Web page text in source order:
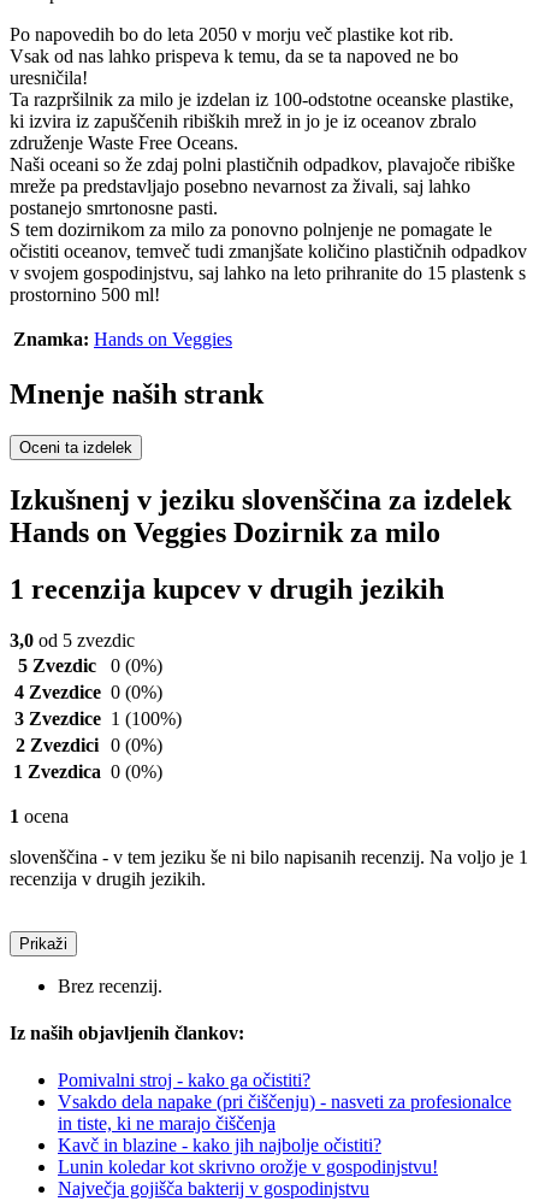
Po napovedih bo do leta 2050 v morju več plastike kot rib.
Vsak od nas lahko prispeva k temu, da se ta napoved ne bo
uresničila!
Ta razpršilnik za milo je izdelan iz 100-odstotne oceanske plastike,
ki izvira iz zapuščenih ribiških mrež in jo je iz oceanov zbralo
združenje Waste Free Oceans.
Naši oceani so že zdaj polni plastičnih odpadkov, plavajoče ribiške
mreže pa predstavljajo posebno nevarnost za živali, saj lahko
postanejo smrtonosne pasti.
S tem dozirnikom za milo za ponovno polnjenje ne pomagate le
očistiti oceanov, temveč tudi zmanjšate količino plastičnih odpadkov
v svojem gospodinjstvu, saj lahko na leto prihranite do 15 plastenk s
prostornino 500 ml!
Znamka: Hands on Veggies
Mnenje naših strank
Oceni ta izdelek
Izkušnenj v jeziku slovenščina za izdelek
Hands on Veggies Dozirnik za milo
1 recenzija kupcev v drugih jezikih
3,0 od 5 zvezdic
5 Zvezdic
0 (0%)
4 Zvezdice 0 (0%)
3 Zvezdice 1 (100%)
2 Zvezdici 0 (0%)
1 Zvezdica 0 (0%)
1 ocena
slovenščina - v tem jeziku še ni bilo napisanih recenzij. Na voljo je 1
recenzija v drugih jezikih.
Prikaži
Brez recenzij.
Iz naših objavljenih člankov:
Pomivalni stroj - kako ga očistiti?
Vsakdo dela napake (pri čiščenju) - nasveti za profesionalce
in tiste, ki ne marajo čiščenja
Kavč in blazine - kako jih najbolje očistiti?
Lunin koledar kot skrivno orožje v gospodinjstvu!
Največja gojišča bakterij v gospodinjstvu